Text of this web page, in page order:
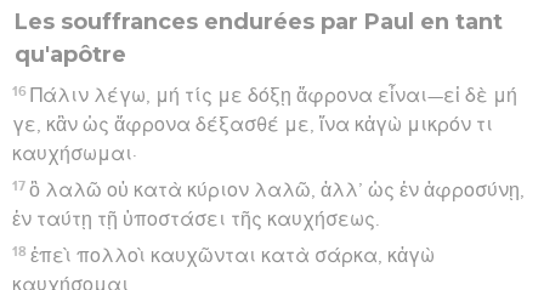
Les souffrances endurées par Paul en tant
qu'apôtre
16 Πάλιν λέγω, μή τίς με δόξῃ ἄφρονα εἶναι—εἰ δὲ μή
γε, κἂν ὡς ἄφρονα δέξασθέ με, ἵνα κἀγὼ μικρόν τι
καυχήσωμαι·
17 ὃ λαλῶ οὐ κατὰ κύριον λαλῶ, ἀλλ’ ὡς ἐν ἀφροσύνῃ,
ἐν ταύτῃ τῇ ὑποστάσει τῆς καυχήσεως.
18 ἐπεὶ πολλοὶ καυχῶνται κατὰ σάρκα, κἀγὼ
καυχήσομαι.